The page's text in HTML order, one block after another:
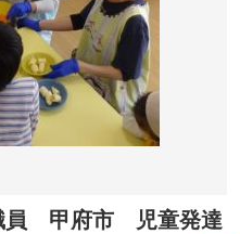
員 甲府市 児童発達